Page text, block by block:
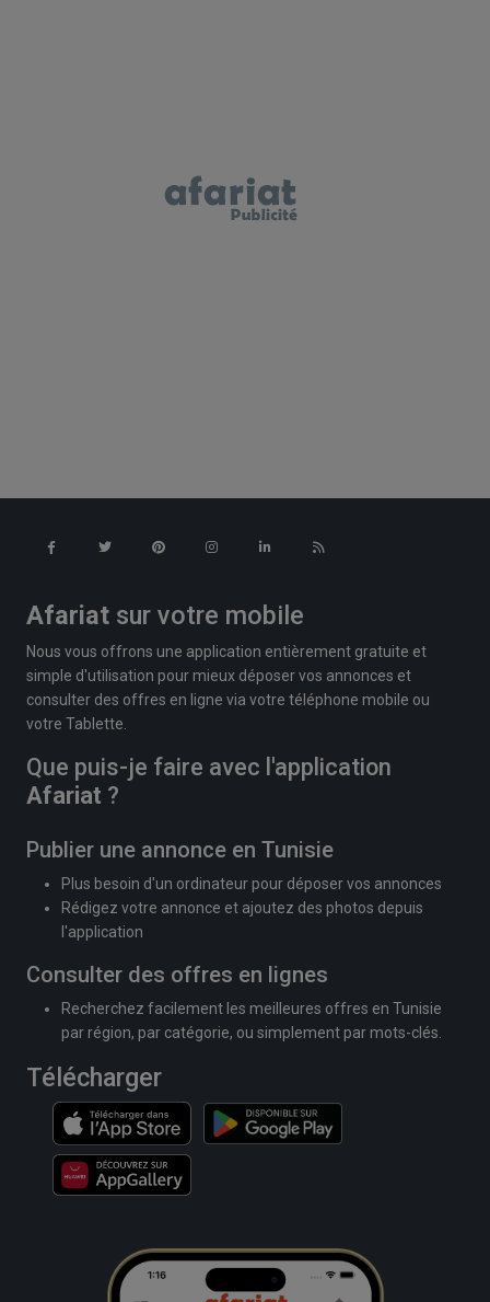
Afariat sur votre mobile
Nous vous offrons une application entièrement gratuite et
simple d'utilisation pour mieux déposer vos annonces et
consulter des offres en ligne via votre téléphone mobile ou
votre Tablette.
Que puis-je faire avec l'application
Afariat ?
Publier une annonce en Tunisie
Plus besoin d'un ordinateur pour déposer vos annonces
Rédigez votre annonce et ajoutez des photos depuis
l'application
Consulter des offres en lignes
Recherchez facilement les meilleures offres en Tunisie
par région, par catégorie, ou simplement par mots-clés.
Télécharger